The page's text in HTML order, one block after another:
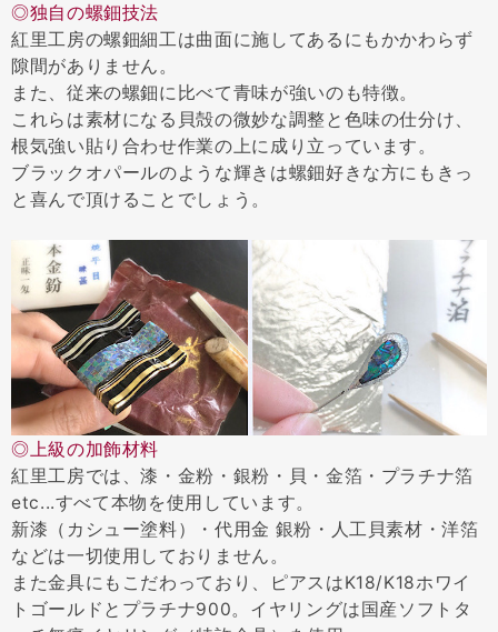
◎独自の螺鈿技法
紅里工房の螺鈿細工は曲面に施してあるにもかかわらず
隙間がありません。
また、従来の螺鈿に比べて青味が強いのも特徴。
これらは素材になる貝殻の微妙な調整と色味の仕分け、
根気強い貼り合わせ作業の上に成り立っています。
ブラックオパールのような輝きは螺鈿好きな方にもきっ
と喜んで頂けることでしょう。
◎上級の加飾材料
紅里工房では、漆・金粉・銀粉・貝・金箔・プラチナ箔
etc...すべて本物を使用しています。
新漆（カシュー塗料）・代用金 銀粉・人工貝素材・洋箔
などは一切使用しておりません。
また金具にもこだわっており、ピアスはK18/K18ホワイ
トゴールドとプラチナ900。イヤリングは国産ソフトタ